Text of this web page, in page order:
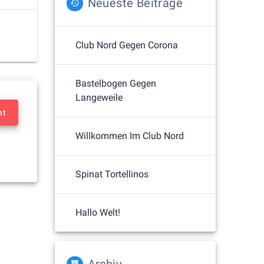
Neueste Beiträge
Club Nord Gegen Corona
Bastelbogen Gegen
Langeweile
Willkommen Im Club Nord
Spinat Tortellinos
Hallo Welt!